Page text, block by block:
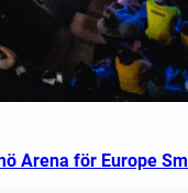
Arena för Europe